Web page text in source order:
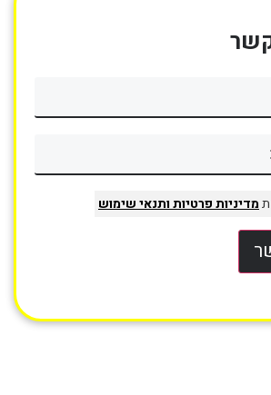
מדיניות פרטיותותנאי שימוש